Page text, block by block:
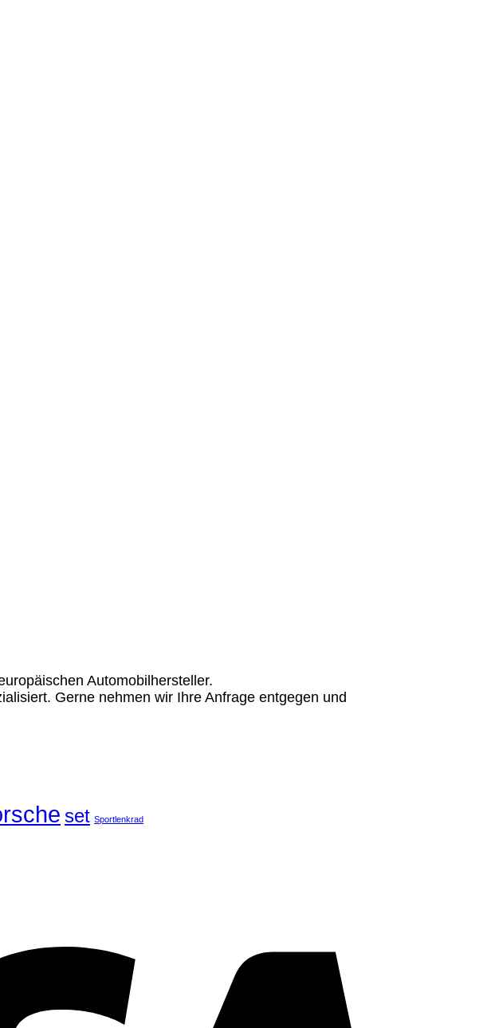
Automobilhersteller.
Gerne nehmen wir Ihre Anfrage entgegen und
set Sportlenkrad